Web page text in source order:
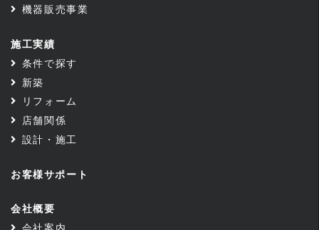
機器販売事業
施工実績
条件で探す
新築
リフォーム
店舗関係
設計・施工
お客様サポート
会社概要
会社案内